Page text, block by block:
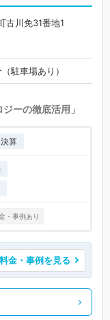
古川免31番地1
駐車場あり）
ーの徹底活用」
算
・事例あり
料金・事例を見る